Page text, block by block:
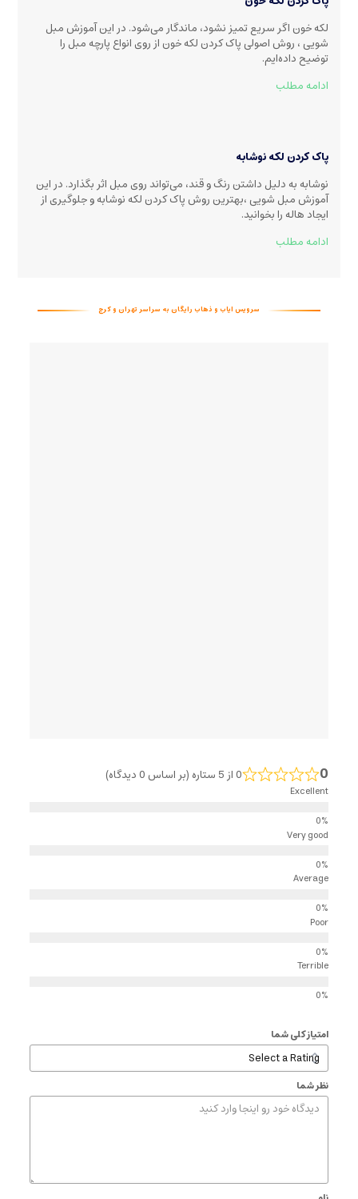
لکه خون اگر سریع تمیز نشود، ماندگار می‌شود. در این آموزش مبل
شویی ، روش اصولی پاک کردن لکه خون از روی انواع پارچه مبل را
توضیح داده‌ایم.
ادامه مطلب
پاک کردن لکه نوشابه
نوشابه به دلیل داشتن رنگ و قند، می‌تواند روی مبل اثر بگذارد. در این
آموزش مبل شویی ،بهترین روش پاک کردن لکه نوشابه و جلوگیری از
ایجاد هاله را بخوانید.
ادامه مطلب
سرویس ایاب و ذهاب رایگان به سراسر تهران و کرج
0 0 از 5 ستاره (بر اساس 0 دیدگاه)
Excellent
Very good
Average
Poor
Terrible
امتیاز کلی شما
نظر شما